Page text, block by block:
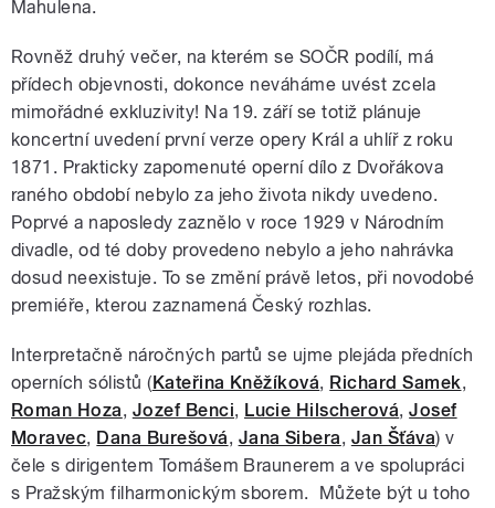
Mahulena.
Rovněž druhý večer, na kterém se SOČR podílí, má
přídech objevnosti, dokonce neváháme uvést zcela
mimořádné exkluzivity! Na 19. září se totiž plánuje
koncertní uvedení první verze opery Král a uhlíř z roku
1871. Prakticky zapomenuté operní dílo z Dvořákova
raného období nebylo za jeho života nikdy uvedeno.
Poprvé a naposledy zaznělo v roce 1929 v Národním
divadle, od té doby provedeno nebylo a jeho nahrávka
dosud neexistuje. To se změní právě letos, při novodobé
premiéře, kterou zaznamená Český rozhlas.
Interpretačně náročných partů se ujme plejáda předních
operních sólistů (Kateřina Kněžíková, Richard Samek,
Roman Hoza, Jozef Benci, Lucie Hilscherová,Josef
Moravec, Dana Burešová, Jana Sibera, Jan Šťáva) v
čele s dirigentem Tomášem Braunerem a ve spolupráci
s Pražským filharmonickým sborem. Můžete být u toho